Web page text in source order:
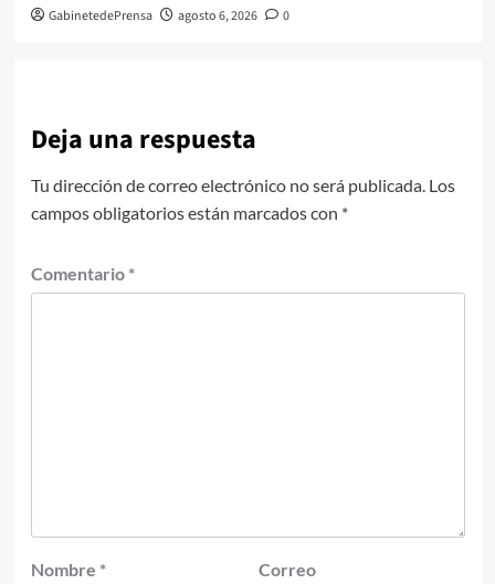
GabinetedePrensa agosto 6, 2026 0
Deja una respuesta
Tu dirección de correo electrónico no será publicada. Los
campos obligatorios están marcados con *
Comentario *
Nombre *
Correo